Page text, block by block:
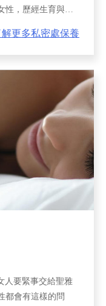
性，歷經生育與更
您的私密處緊實、健
解更多私密處保養
人要緊事交給聖雅
都會有這樣的問